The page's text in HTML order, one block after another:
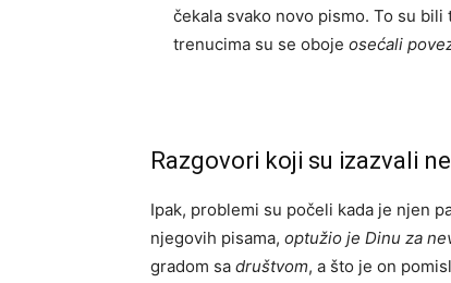
čekala svako novo pismo. To su
trenucima su se oboje osećali
Razgovori koji su izazvali
Ipak, problemi su počeli kada je njen
njegovih pisama, optužio je Dinu za
gradom sa društvom, a što je on